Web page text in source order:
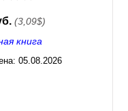
(3,09$)
книга
05.08.2026